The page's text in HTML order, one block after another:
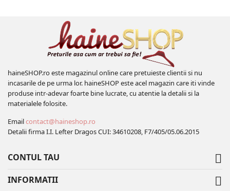
haineSHOP.ro este magazinul online care pretuieste clientii si nu
incasarile de pe urma lor. haineSHOP este acel magazin care iti vinde
produse intr-adevar foarte bine lucrate, cu atentie la detalii si la
materialele folosite.
Emailcontact@haineshop.ro
Detalii firma I.I. Lefter Dragos CUI: 34610208, F7/405/05.06.2015
CONTUL TAU 
INFORMATII 